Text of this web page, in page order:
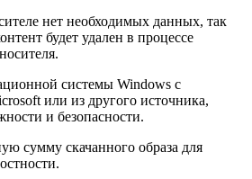
нет необходимых данных, так
будет удален в процессе
системы Windows с
или из другого источника,
и безопасности.
сумму скачанного образа для